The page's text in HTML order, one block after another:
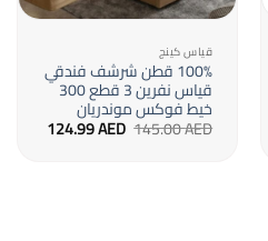
قياس كينج
100% قطن شرشف فندقي
قياس نفرين 3 قطع 300
خيط فوكس موندريان
145.00AED السعر
الأصلي124.99AED السعر